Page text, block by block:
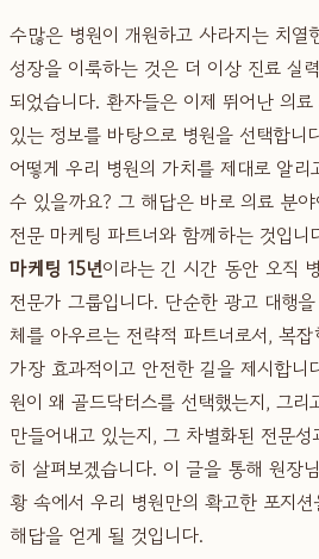
수많은 병원이 개원하고 사라지는 치열
성장을 이룩하는 것은 더 이상 진료 실
되었습니다. 환자들은 이제 뛰어난 의
있는 정보를 바탕으로 병원을 선택합니
어떻게 우리 병원의 가치를 제대로 알
수 있을까요? 그 해답은 바로 의료 분
전문 마케팅 파트너와 함께하는 것입니
마케팅 15년이라는 긴 시간 동안 오직
전문가 그룹입니다. 단순한 광고 대행
체를 아우르는 전략적 파트너로서, 복
가장 효과적이고 안전한 길을 제시합니
원이 왜 골드닥터스를 선택했는지, 그
만들어내고 있는지, 그 차별화된 전문
히 살펴보겠습니다. 이 글을 통해 원장
황 속에서 우리 병원만의 확고한 포지
해답을 얻게 될 것입니다.